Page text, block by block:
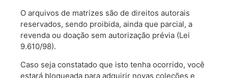
O arquivos de matrizes são de direitos autorais
reservados, sendo proibida, ainda que parcial, a
revenda ou doação sem autorização prévia (Lei
9.610/98).
Caso seja constatado que isto tenha ocorrido, você
estará bloqueada para adquirir novas coleções e